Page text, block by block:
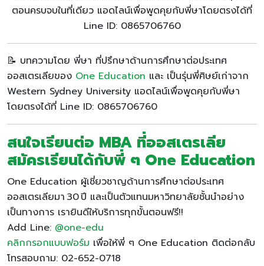
ตอนครบจบในที่เดียว แอดไลน์เพื่อพูดคุยกับพี่ษาโดยตรงได้ที่
Line ID: 0865706760
📝 บทความโดย พี่ษา ที่ปรึกษาด้านการศึกษาต่อประเทศ
ออสเตรเลียของ One Education และ เป็นรุ่นพี่ศิษย์เก่าจาก
Western Sydney University แอดไลน์เพื่อพูดคุยกับพี่ษา
โดยตรงได้ที่ Line ID: 0865706760
สนใจเรียนต่อ MBA ที่ออสเตรเลีย
สมัครเรียนได้กับพี่ ๆ One Education
One Education ผู้เชี่ยวชาญด้านการศึกษาต่อประเทศ
ออสเตรเลียมา 30 ปี และเป็นตัวแทนมหาวิทยาลัยชั้นนำอย่าง
เป็นทางการ เรายินดีให้บริการทุกขั้นตอนฟรี!!
Add Line: @one-edu
คลิกกรอกแบบฟอร์ม เพื่อให้พี่ ๆ One Education ติดต่อกลับ
โทรสอบถาม: 02-652-0718